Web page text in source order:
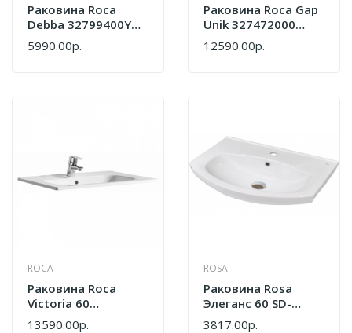
Раковина Roca
Debba 32799400Y
Белая
5990.00р.
Раковина Roca Gap
Unik 327472000
Белая
12590.00р.
ROCA
Раковина Roca
Victoria 60
32799E000
13590.00р.
ROSA
Раковина Rosa
Элеганс 60 SD-
00000383 Белый
3817.00р.